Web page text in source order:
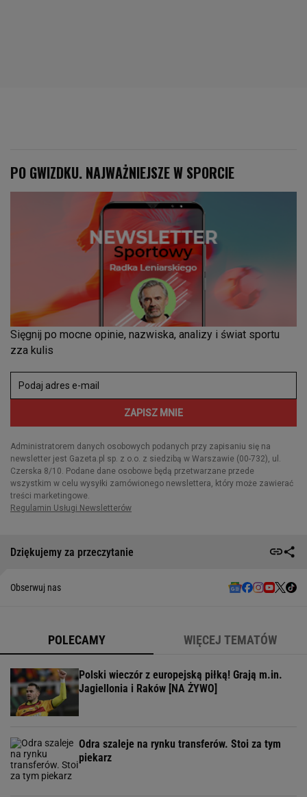
Dziękujemy za przeczytanie
Obserwuj nas
POLECAMY WIĘCEJ TEMATÓW
Polski wieczór z europejską piłką! Grają m.in.
Jagiellonia i Raków [NA ŻYWO]
Odra szaleje na rynku transferów. Stoi za tym
piekarz